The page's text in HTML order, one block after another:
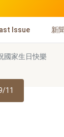
Issue 新
國家生日快樂
11